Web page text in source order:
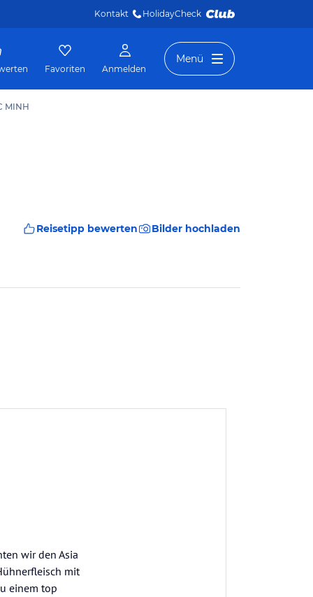
Kontakt HolidayCheck
Favoriten Anmelden
Menü
MINH
Reisetipp bewerten Bilder hochladen
wir den Asia
mit
einem top